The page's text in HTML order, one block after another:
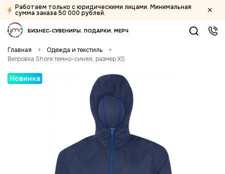
Работаем только с юридическими лицами. Минимальная
сумма заказа 50 000 рублей.
БИЗНЕС-СУВЕНИРЫ ПОДАРКИ МЕРЧ
Главная
Одежда и текстиль
Ветровка Shore темно-синяя, размер XS
Новинка